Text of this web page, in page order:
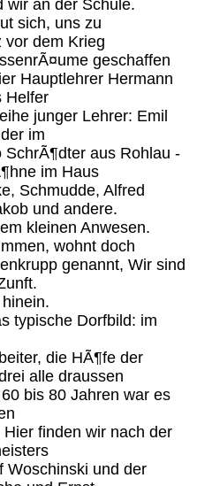
wir an der Schule.
sich, uns zu
vor dem Krieg
geschaffen
Hauptlehrer Hermann
Helfer
junger Lehrer: Emil
im
SchrÃ¶dter aus Rohlau -
im Haus
Schmudde, Alfred
und andere.
kleinen Anwesen.
wohnt doch
genannt, Wir sind
typische Dorfbild: im
die HÃ¶fe der
alle draussen
bis 80 Jahren war es
finden wir nach der
Woschinski und der